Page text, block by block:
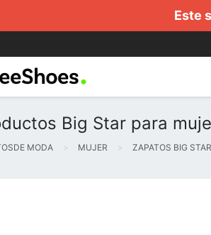
Este
Big Star para
MODA MUJER ZAPATOS BIG STAR